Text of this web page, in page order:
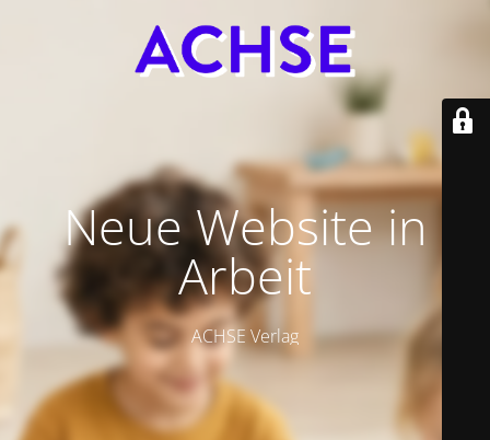
Neue Website in
Arbeit
ACHSE Verlag